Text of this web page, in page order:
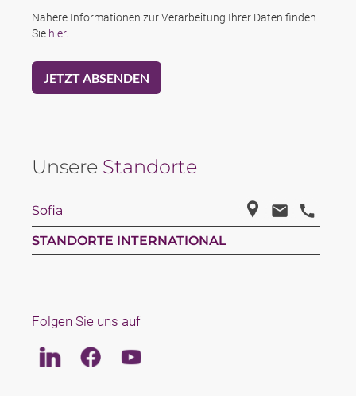
Nähere Informationen zur Verarbeitung Ihrer Daten finden
Sie hier.
Unsere Standorte
Sofia
STANDORTE INTERNATIONAL
Folgen Sie uns auf
LinkedinFacebookYoutube